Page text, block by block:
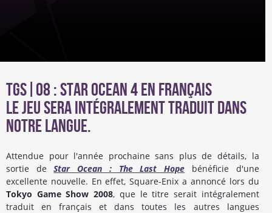
TGS|08 : Star Ocean 4 en français
Le jeu sera intégralement traduit dans
notre langue.
Attendue pour l'année prochaine sans plus de détails, la
sortie deStar Ocean : The Last Hope bénéficie d'une
excellente nouvelle. En effet, Square-Enix a annoncé lors du
Tokyo Game Show 2008, que le titre serait intégralement
traduit en français et dans toutes les autres langues